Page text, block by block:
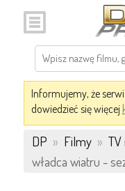
Informujemy, że
dowiedzieć się więcej
DP » Filmy » TV
władca wiatru -